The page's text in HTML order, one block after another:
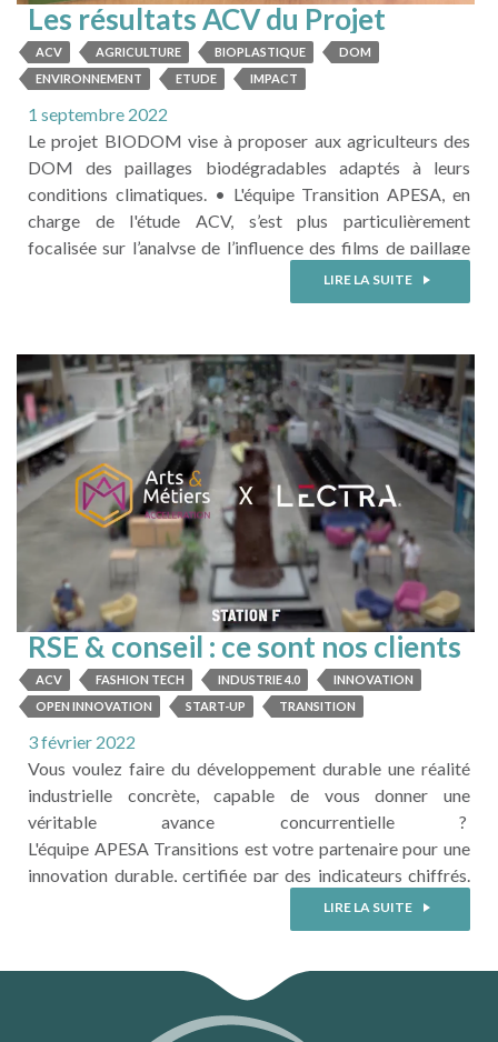
Les résultats ACV du Projet
BIODOM sont à l'honneur dans
Le
magazine PLASTICULTURE N°14
1 📚 ‼
ACV AGRICULTURE BIOPLASTIQUE
DOM
ENVIRONNEMENT
ETUDE IMPACT
1 septembre 2022
Le projet BIODOM vise à proposer aux agriculteurs des
DOM des paillages biodégradables adaptés à leurs
conditions climatiques. • L'équipe Transition APESA, en
charge de l'étude ACV, s’est plus particulièrement
focalisée sur l’analyse de l’influence des films de paillage
sur les impacts environnementaux de la culture de melon
sur l’île de la Guadeloupe et de celle de l’ananas sur l’île de
LIRE LA SUITE
LIRE LA SUITE
RSE & conseil : ce sont nos clients
qui en parlent le mieux !
ACV FASHION TECH INDUSTRIE 4.0
INNOVATION
OPEN INNOVATION
START-UP ​TRANSITION
3 février 2022
Vous voulez faire du développement durable une réalité
industrielle concrète, capable de vous donner une
véritable avance concurrentielle ?
L'équipe APESA Transitions est votre partenaire pour une
innovation durable, certifiée par des indicateurs chiffrés.
Et ce partenariat, ce sont nos clients qui en parlent le
mieux. La preuve en vidéo avec Philippe RIBERA de la
volets : - Concevoir le Dashboard ...
LIRE LA SUITE